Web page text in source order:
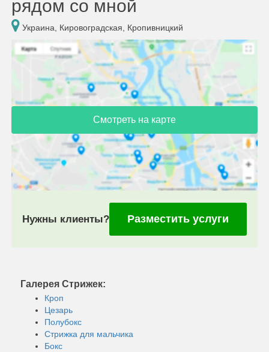
рядом со мной
Украина, Кировоградская, Кропивницкий
Смотреть на карте
Нужны клиенты? Разместить услуги
Галерея Стрижек:
Кроп
Цезарь
Полубокс
Стрижка для мальчика
Бокс